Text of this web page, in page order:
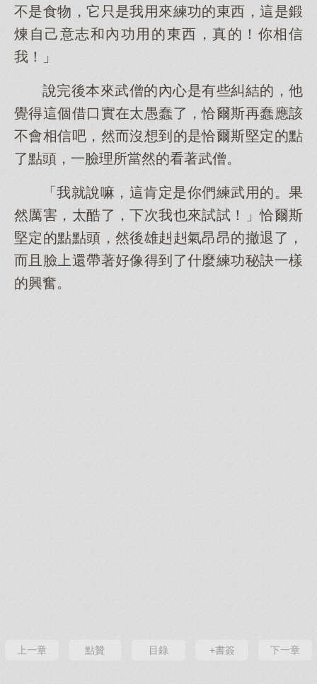
不是食物，它只是我用來練功的東西，這是鍛
煉自己意志和內功用的東西，真的！你相信
我！」
說完後本來武僧的內心是有些糾結的，他
覺得這個借口實在太愚蠢了，恰爾斯再蠢應該
不會相信吧，然而沒想到的是恰爾斯堅定的點
了點頭，一臉理所當然的看著武僧。
「我就說嘛，這肯定是你們練武用的。果
然厲害，太酷了，下次我也來試試！」恰爾斯
堅定的點點頭，然後雄赳赳氣昂昂的撤退了，
而且臉上還帶著好像得到了什麼練功秘訣一樣
的興奮。
上一章 點贊 目錄 +書簽 下一章